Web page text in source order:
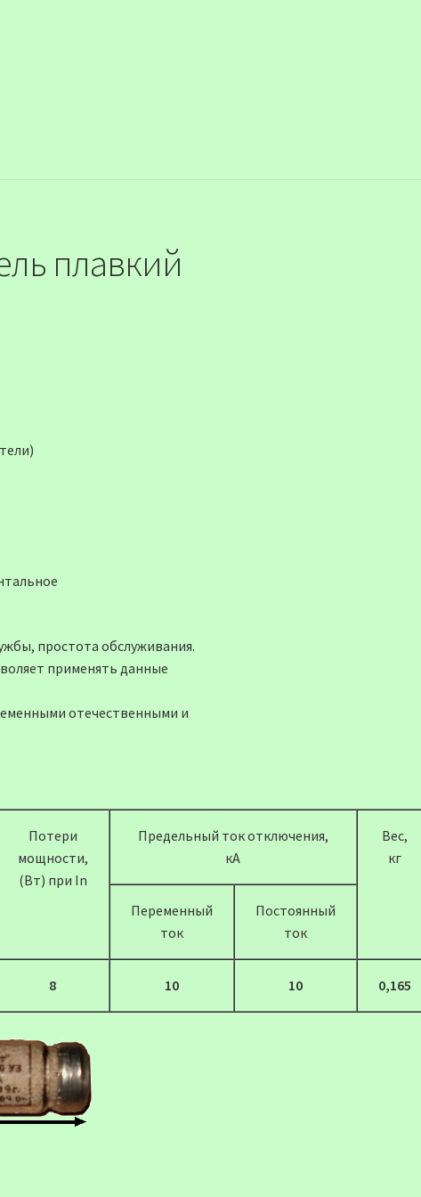
плавкий
простота обслуживания.
применять данные
отечественными и
Потери
мощности,
(Вт) при In
Предельный ток отключения,
кА
Вес,
кг
Переменный
ток
Постоянный
ток
8 10 10 0,165